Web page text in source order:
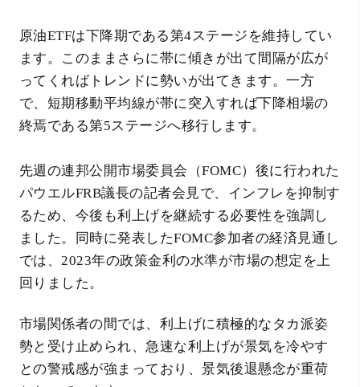
原油ETFは下降期である第4ステージを維持してい
ます。このままさらに帯に傾きが出て間隔が広が
ってくればトレンドに勢いが出てきます。一方
で、短期移動平均線が帯に突入すれば下降相場の
終焉である第5ステージへ移行します。
先週の連邦公開市場委員会（FOMC）後に行われた
パウエルFRB議長の記者会見で、インフレを抑制す
るため、今後も利上げを継続する必要性を強調し
ました。同時に発表したFOMC参加者の経済見通し
では、2023年の政策金利の水準が市場の想定を上
回りました。
市場関係者の間では、利上げに積極的なタカ派姿
勢と受け止められ、急速な利上げが景気を冷やす
との警戒感が強まっており、景気後退懸念が重荷